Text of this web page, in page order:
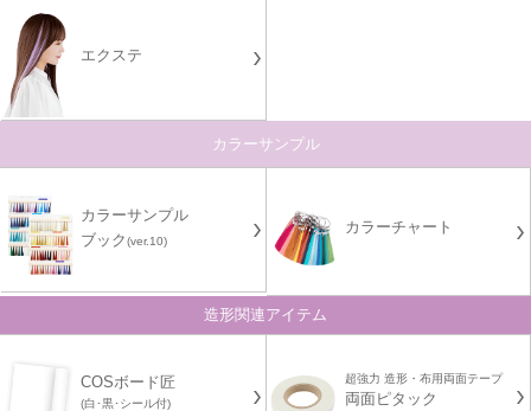
エクステ
カラーサンプル
カラーサンプル
ブック(ver.10)
カラーチャート
造形関連アイテム
COSボード匠
(白･黒･シール付)
超強力 造形・布用両面テープ
両面ピタック